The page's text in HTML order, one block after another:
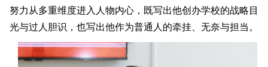
努力从多重维度进入人物内心，既写出他创办学校的战略目
光与过人胆识，也写出他作为普通人的牵挂、无奈与担当。